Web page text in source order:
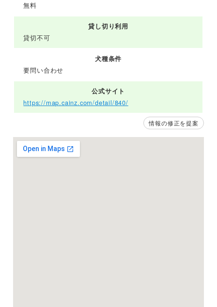
無料
貸し切り利用
貸切不可
犬種条件
要問い合わせ
公式サイト
https://map.cainz.com/detail/840/
情報の修正を提案